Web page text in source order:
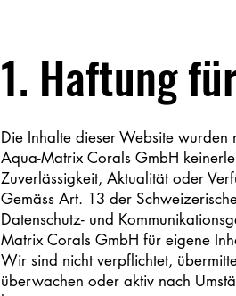
1. Haftung
Die Inhalte dieser Website wurden
Aqua-Matrix Corals GmbH
Zuverlässigkeit, Aktualität oder
Gemäss Art. 13 der
Datenschutz- und
Matrix Corals GmbH für eigene
Wir sind nicht verpflichtet,
überwachen oder aktiv nach